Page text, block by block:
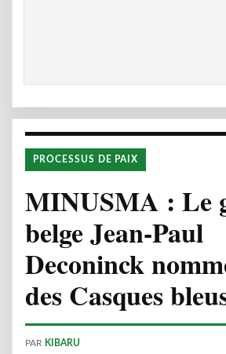
PROCESSUS DE PAIX
MINUSMA : Le
belge Jean-Paul
Deconinck
des Casques
PAR KIBARU